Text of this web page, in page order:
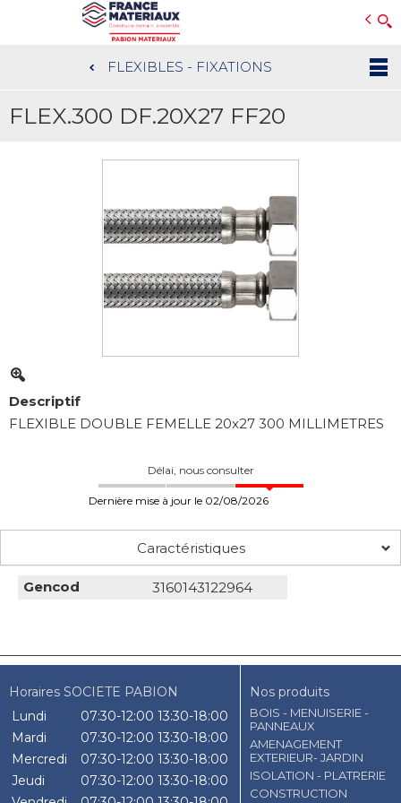
au
contenu
FLEXIBLES - FIXATIONS
FLEX.300 DF.20X27 FF20
Descriptif
FLEXIBLE DOUBLE FEMELLE 20x27 300 MILLIMETRES
Délai, nous consulter
Dernière mise à jour le 02/08/2026
Caractéristiques
Gencod 3160143122964
Horaires SOCIETE PABION
Lundi
07:30-12:00 13:30-18:00
Mardi
07:30-12:00 13:30-18:00
Mercredi
07:30-12:00 13:30-18:00
Jeudi
07:30-12:00 13:30-18:00
Nos produits
BOIS - MENUISERIE -
PANNEAUX
AMENAGEMENT
EXTERIEUR- JARDIN
ISOLATION - PLATRERIE
CONSTRUCTION